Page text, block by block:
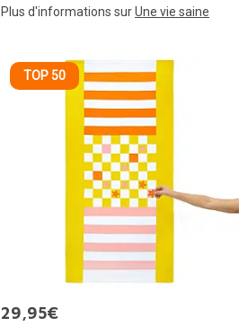
Plus d'informations surUne vie saine
TOP 50
29,95€